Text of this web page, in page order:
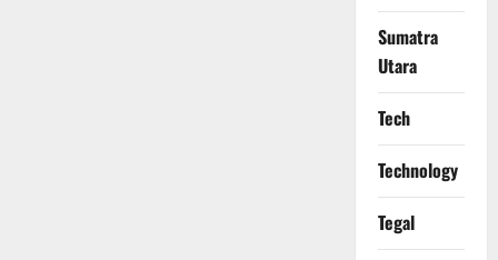
Sumatra
Utara
Tech
Technology
Tegal